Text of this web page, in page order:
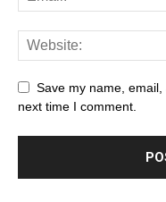
Save my name,
next time I comment.